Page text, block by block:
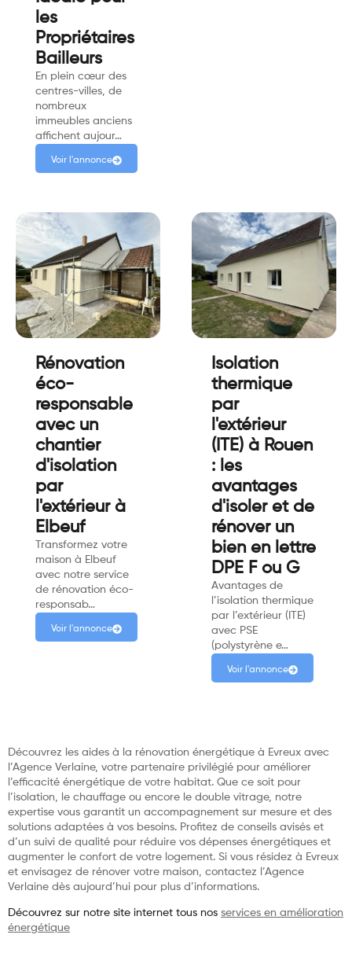
les
Propriétaires
Bailleurs
En plein cœur des
centres-villes, de
nombreux
immeubles anciens
affichent aujour…
Voir l'annonce
Rénovation
éco-
responsable
avec un
chantier
d'isolation
par
l'extérieur à
Elbeuf
Transformez votre
maison à Elbeuf
avec notre service
de rénovation éco-
responsab…
Voir l'annonce
Isolation
thermique
par
l'extérieur
(ITE) à Rouen
: les
avantages
d'isoler et de
rénover un
bien en lettre
DPE F ou G
Avantages de
l’isolation thermique
par l’extérieur (ITE)
avec PSE
(polystyrène e…
Voir l'annonce
Découvrez les aides à la rénovation énergétique à Evreux avec
l’Agence Verlaine, votre partenaire privilégié pour améliorer
l’efficacité énergétique de votre habitat. Que ce soit pour
l’isolation, le chauffage ou encore le double vitrage, notre
expertise vous garantit un accompagnement sur mesure et des
solutions adaptées à vos besoins. Profitez de conseils avisés et
d’un suivi de qualité pour réduire vos dépenses énergétiques et
augmenter le confort de votre logement. Si vous résidez à Evreux
et envisagez de rénover votre maison, contactez l’Agence
Verlaine dès aujourd’hui pour plus d’informations.
Découvrez sur notre site internet tous nos services en amélioration
énergétique